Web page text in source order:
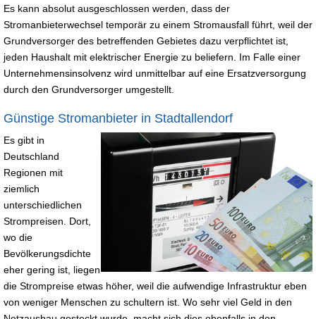
Es kann absolut ausgeschlossen werden, dass der
Stromanbieterwechsel temporär zu einem Stromausfall führt, weil der
Grundversorger des betreffenden Gebietes dazu verpflichtet ist,
jeden Haushalt mit elektrischer Energie zu beliefern. Im Falle einer
Unternehmensinsolvenz wird unmittelbar auf eine Ersatzversorgung
durch den Grundversorger umgestellt.
Günstige Stromanbieter in Stadtallendorf
Es gibt in
Deutschland
Regionen mit
ziemlich
unterschiedlichen
Strompreisen. Dort,
wo die
Bevölkerungsdichte
eher gering ist, liegen
die Strompreise etwas höher, weil die aufwendige Infrastruktur eben
von weniger Menschen zu schultern ist. Wo sehr viel Geld in den